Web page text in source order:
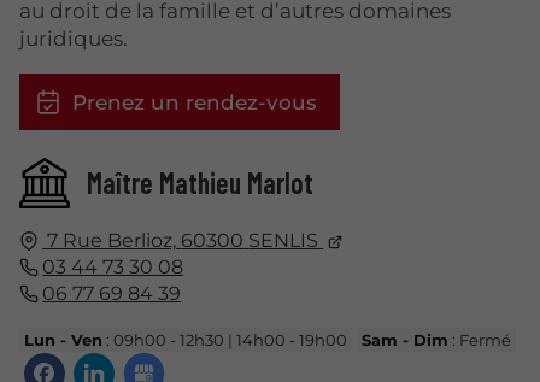
Maître Mathieu Marlot
7 Rue Berlioz, 60300 SENLIS
03 44 73 30 08
06 77 69 84 39
Lun - Ven : 09h00 - 12h30 | 14h00 - 19h00 Sam - Dim : Fermé
au droit de la famille et d’autres domaines
juridiques.
Prenez un rendez-vous